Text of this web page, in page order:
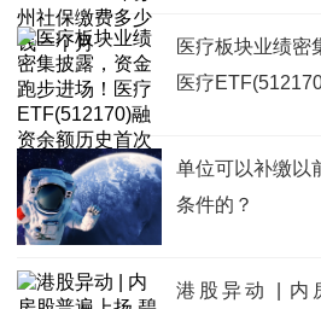
医疗板块业绩密
医疗
单位可以补缴以
条件的？
港股异动 | 内